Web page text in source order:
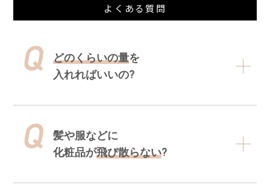
よくある質問
どのくらいの量を
入れればいいの?
髪や服などに
化粧品が飛び散らない?